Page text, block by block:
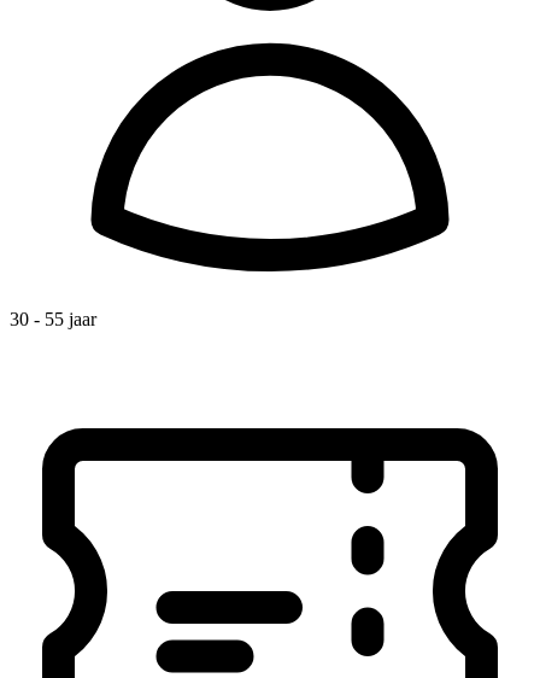
30 - 55 jaar